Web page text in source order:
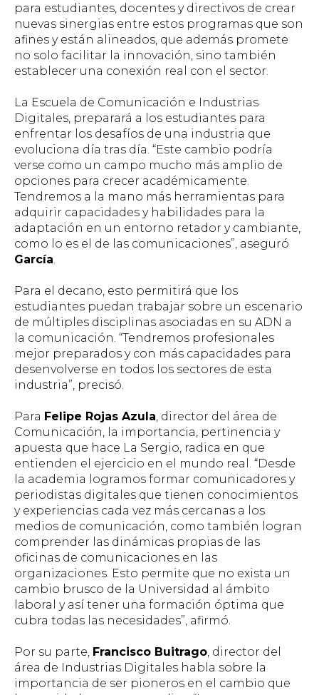
para estudiantes, docentes y directivos de crear
nuevas sinergias entre estos programas que son
afines y están alineados, que además promete
no solo facilitar la innovación, sino también
establecer una conexión real con el sector.
La Escuela de Comunicación e Industrias
Digitales, preparará a los estudiantes para
enfrentar los desafíos de una industria que
evoluciona día tras día. “Este cambio podría
verse como un campo mucho más amplio de
opciones para crecer académicamente.
Tendremos a la mano más herramientas para
adquirir capacidades y habilidades para la
adaptación en un entorno retador y cambiante,
como lo es el de las comunicaciones”, aseguró
García.
Para el decano, esto permitirá que los
estudiantes puedan trabajar sobre un escenario
de múltiples disciplinas asociadas en su ADN a
la comunicación. “Tendremos profesionales
mejor preparados y con más capacidades para
desenvolverse en todos los sectores de esta
industria”, precisó.
Para Felipe Rojas Azula, director del área de
Comunicación, la importancia, pertinencia y
apuesta que hace La Sergio, radica en que
entienden el ejercicio en el mundo real. “Desde
la academia logramos formar comunicadores y
periodistas digitales que tienen conocimientos
y experiencias cada vez más cercanas a los
medios de comunicación, como también logran
comprender las dinámicas propias de las
oficinas de comunicaciones en las
organizaciones. Esto permite que no exista un
cambio brusco de la Universidad al ámbito
laboral y así tener una formación óptima que
cubra todas las necesidades”, afirmó.
Por su parte, Francisco Buitrago, director del
área de Industrias Digitales habla sobre la
importancia de ser pioneros en el cambio que